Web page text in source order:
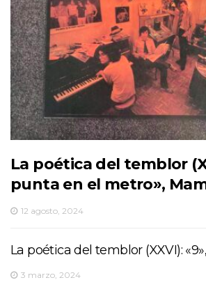
La poética del temblor
punta en el metro»,
12 agosto, 2024
La poética del temblor (XXVI):
3 marzo, 2024